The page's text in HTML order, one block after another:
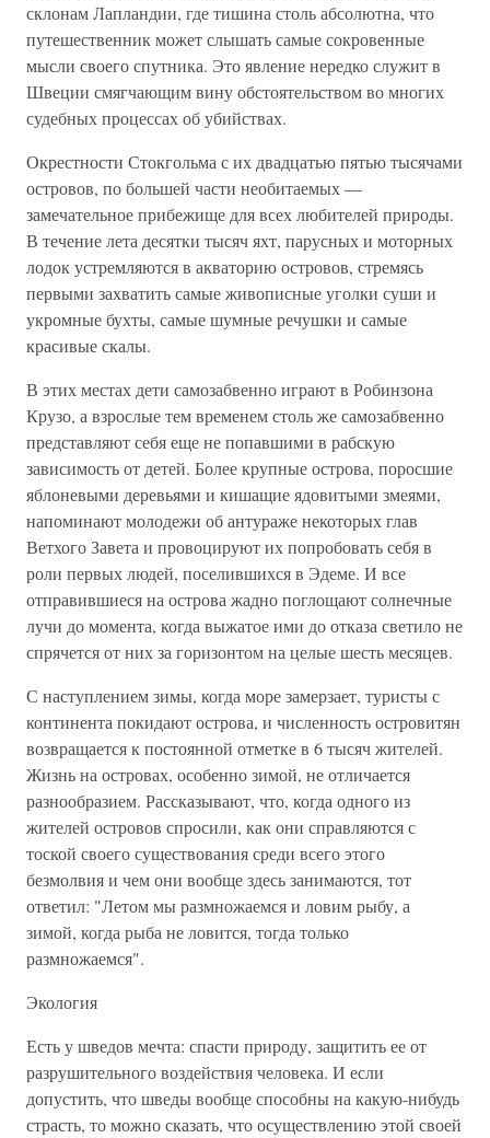
склонам Лапландии, где тишина столь абсолютна, что
путешественник может слышать самые сокровенные
мысли своего спутника. Это явление нередко служит в
Швеции смягчающим вину обстоятельством во многих
судебных процессах об убийствах.
Окрестности Стокгольма с их двадцатью пятью тысячами
островов, по большей части необитаемых —
замечательное прибежище для всех любителей природы.
В течение лета десятки тысяч яхт, парусных и моторных
лодок устремляются в акваторию островов, стремясь
первыми захватить самые живописные уголки суши и
укромные бухты, самые шумные речушки и самые
красивые скалы.
В этих местах дети самозабвенно играют в Робинзона
Крузо, а взрослые тем временем столь же самозабвенно
представляют себя еще не попавшими в рабскую
зависимость от детей. Более крупные острова, поросшие
яблоневыми деревьями и кишащие ядовитыми змеями,
напоминают молодежи об антураже некоторых глав
Ветхого Завета и провоцируют их попробовать себя в
роли первых людей, поселившихся в Эдеме. И все
отправившиеся на острова жадно поглощают солнечные
лучи до момента, когда выжатое ими до отказа светило не
спрячется от них за горизонтом на целые шесть месяцев.
С наступлением зимы, когда море замерзает, туристы с
континента покидают острова, и численность островитян
возвращается к постоянной отметке в 6 тысяч жителей.
Жизнь на островах, особенно зимой, не отличается
разнообразием. Рассказывают, что, когда одного из
жителей островов спросили, как они справляются с
тоской своего существования среди всего этого
безмолвия и чем они вообще здесь занимаются, тот
ответил: "Летом мы размножаемся и ловим рыбу, а
зимой, когда рыба не ловится, тогда только
размножаемся".
Экология
Есть у шведов мечта: спасти природу, защитить ее от
разрушительного воздействия человека. И если
допустить, что шведы вообще способны на какую-нибудь
страсть, то можно сказать, что осуществлению этой своей